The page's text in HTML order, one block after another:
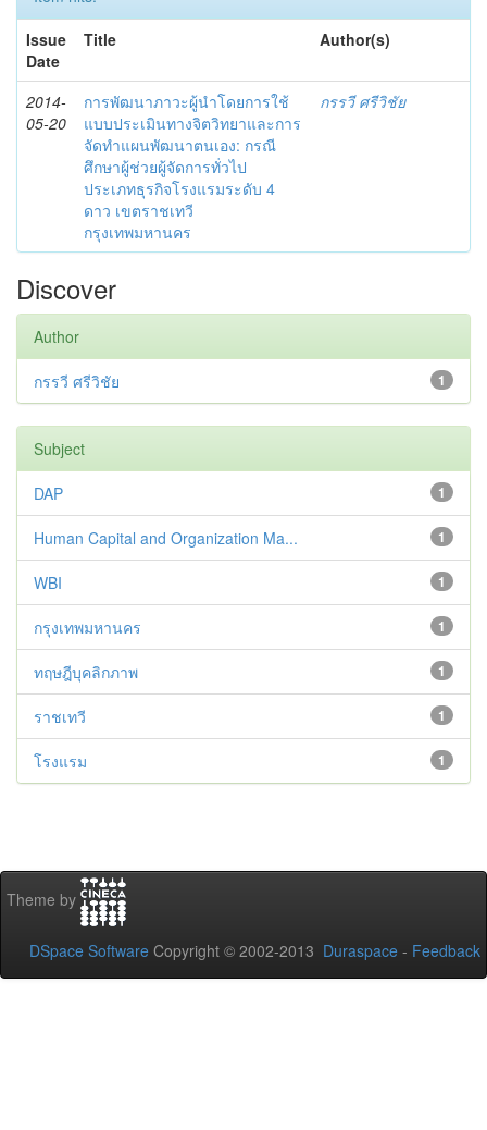
Issue
Date
Title Author(s)
2014-
05-20
การพัฒนาภาวะผู้นำโดยการใช้
แบบประเมินทางจิตวิทยาและการ
จัดทำแผนพัฒนาตนเอง: กรณี
ศึกษาผู้ช่วยผู้จัดการทั่วไป
ประเภทธุรกิจโรงแรมระดับ 4
ดาว เขตราชเทวี
กรุงเทพมหานคร
กรรวี ศรีวิชัย
Discover
Author
1
กรรวี ศรีวิชัย
Subject
1
DAP
1
Human Capital and Organization Ma...
1
WBI
1
กรุงเทพมหานคร
1
ทฤษฎีบุคลิกภาพ
1
ราชเทวี
1
โรงแรม
Theme by
DSpace Software Copyright © 2002-2013 Duraspace - Feedback